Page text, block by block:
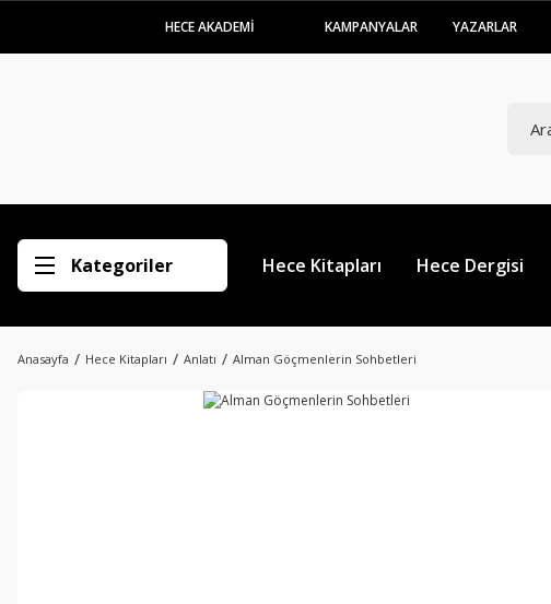
HECE AKADEMİ KAMPANYALAR YAZARLAR
Kategoriler Hece Kitapları Hece Dergisi
Anasayfa Hece Kitapları Anlatı Alman Göçmenlerin Sohbetleri